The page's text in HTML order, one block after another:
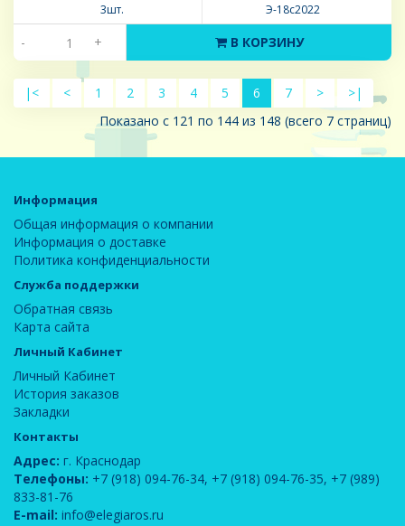
3шт. Э-18с2022
- + В КОРЗИНУ
|< < 1 2 3 4 5 6 7 >
>|
Показано с 121 по 144 из 148 (всего 7 страниц)
Информация
Общая информация о компании
Информация о доставке
Политика конфиденциальности
Служба поддержки
Обратная связь
Карта сайта
Личный Кабинет
Личный Кабинет
История заказов
Закладки
Контакты
Адрес: г. Краснодар
Телефоны: +7 (918) 094-76-34, +7 (918) 094-76-35, +7 (989)
833-81-76
E-mail: info@elegiaros.ru